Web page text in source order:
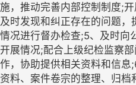
施，推动完善内部控制制度;
及时发现和纠正存在的问题
情况进行督办检查;5、及时向
开展情况;配合上级纪检监察
作，协助提供相关资料和信息
资料、案件卷宗的整理、归